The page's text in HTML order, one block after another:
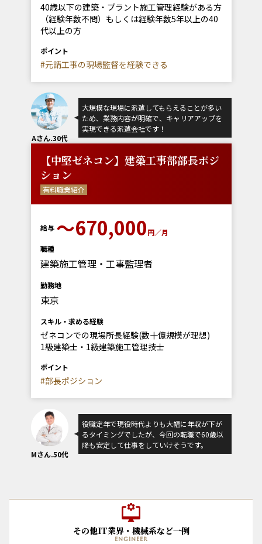
40歳以下の建築・プラント施工管理経験がある方
（経験年数不問）もしくは経験年数5年以上の40
代以上の方
ポイント
#元請工事の現場監督を経験できる
Aさん.30代
大規模な現場に派遣してもらえることが多い
ため、業務内容が明確で、キャリアアップを
実現できる派遣会社です！
【中堅ゼネコン】建築工事部部長ポジ
ション
有料職業紹介
給与 〜670,000円／月
職種
建築施工管理・工事監理者
勤務地
東京
スキル・求める経験
ゼネコンでの現場所長経験(数十億規模が理想)
1級建築士・1級建築施工管理技士
ポイント
#部長ポジション
Mさん.50代
役職定年で現役時代よりも大幅に年収が下が
るタイミングでしたが、今回の転職で60歳以
降も安定して仕事をしていけそうです。
その他IT業界・機械系など一例
engineer